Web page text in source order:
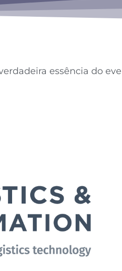
essência do
Portugal para
fornecedores de
industriais.